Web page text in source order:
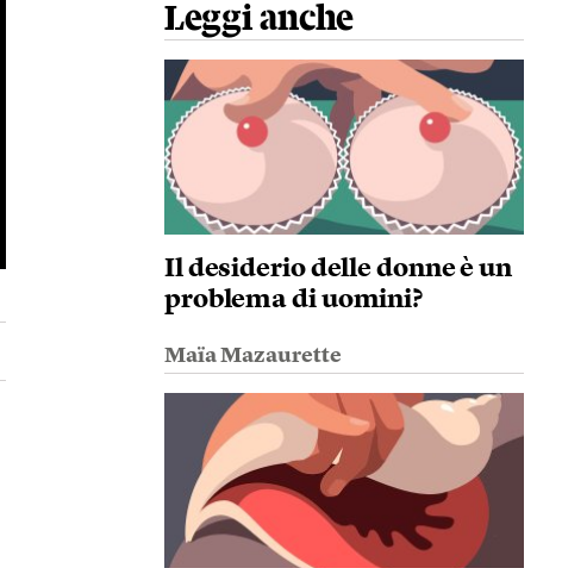
Leggi anche
Il desiderio delle donne è un
problema di uomini?
Maïa Mazaurette